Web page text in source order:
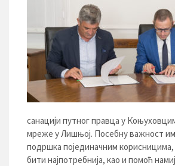
санацији путног правца у
мреже у Лишњој. Посебну важност
подршка појединачним корисницима,
бити најпотребнија, као и помоћ